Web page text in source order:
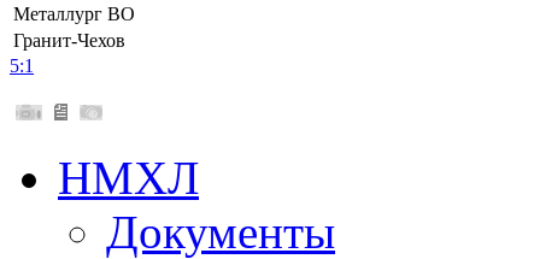
Металлург ВО
Гранит-Чехов
5:1
НМХЛ
Документы